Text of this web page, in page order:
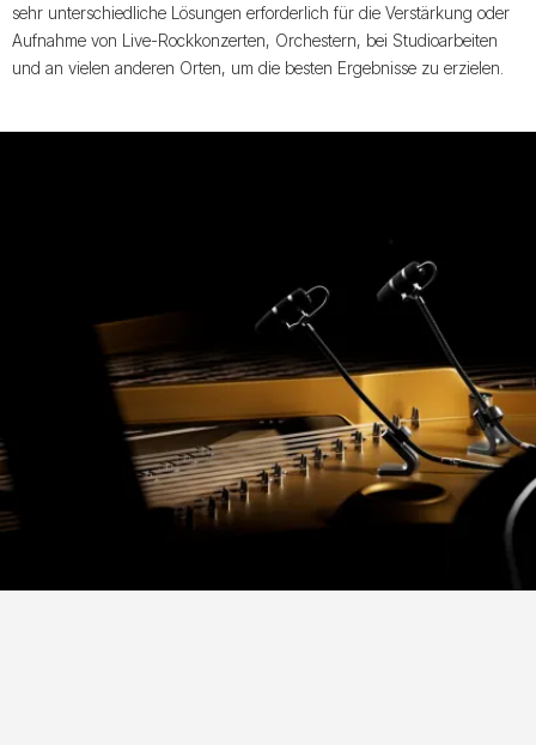
sehr unterschiedliche Lösungen erforderlich für die Verstärkung oder
Aufnahme von Live-Rockkonzerten, Orchestern, bei Studioarbeiten
und an vielen anderen Orten, um die besten Ergebnisse zu erzielen.